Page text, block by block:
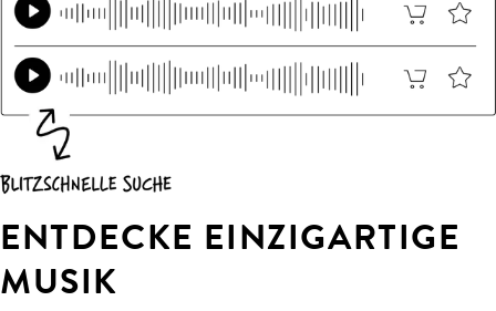
ENTDECKE EINZIGARTIGE
MUSIK